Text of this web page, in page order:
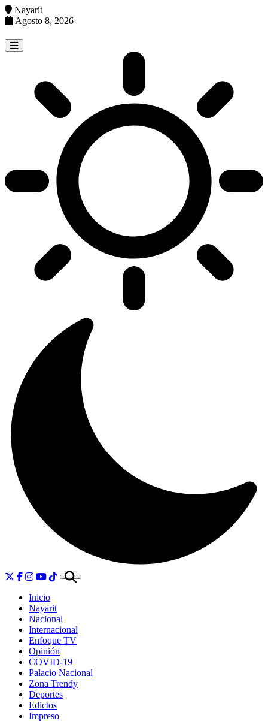
Nayarit
Agosto 8, 2026
to
content
Inicio
Nayarit
Nacional
Internacional
Enfoque TV
Opinión
COVID-19
Palacio Nacional
Zona Trendy
Deportes
Edictos
Impreso